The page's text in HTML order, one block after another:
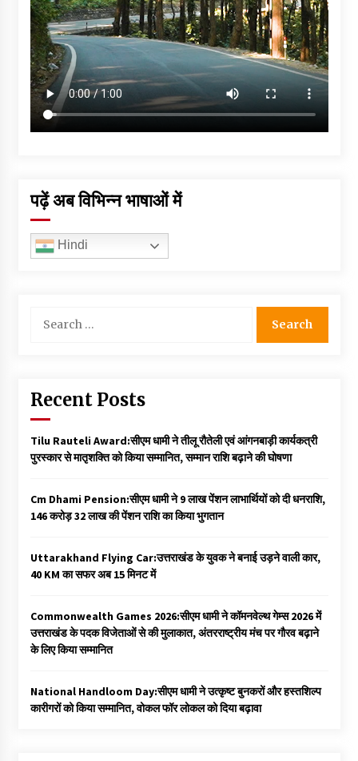
पढ़ें अब विभिन्न भाषाओं में
Hindi
for:
Recent Posts
Tilu Rauteli Award:सीएम धामी ने तीलू रौतेली एवं आंगनबाड़ी कार्यकत्री
पुरस्कार से मातृशक्ति को किया सम्मानित, सम्मान राशि बढ़ाने की घोषणा
Cm Dhami Pension:सीएम धामी ने 9 लाख पेंशन लाभार्थियों को दी धनराशि, ₹
146 करोड़ 32 लाख की पेंशन राशि का किया भुगतान
Uttarakhand Flying Car:उत्तराखंड के युवक ने बनाई उड़ने वाली कार,
40 KM का सफर अब 15 मिनट में
Commonwealth Games 2026:सीएम धामी ने कॉमनवेल्थ गेम्स 2026 में
उत्तराखंड के पदक विजेताओं से की मुलाकात, अंतरराष्ट्रीय मंच पर गौरव बढ़ाने
के लिए किया सम्मानित
National Handloom Day:सीएम धामी ने उत्कृष्ट बुनकरों और हस्तशिल्प
कारीगरों को किया सम्मानित, वोकल फॉर लोकल को दिया बढ़ावा